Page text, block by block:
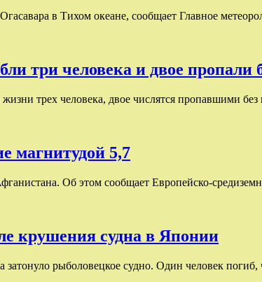
в Тихом океане, сообщает Главное
три человека и двое пропали
трех человека, двое числятся пропавшими
магнитудой 5,7
Об этом сообщает Европейско-
крушения судна в Японии
затонуло рыболовецкое судно. Один человек